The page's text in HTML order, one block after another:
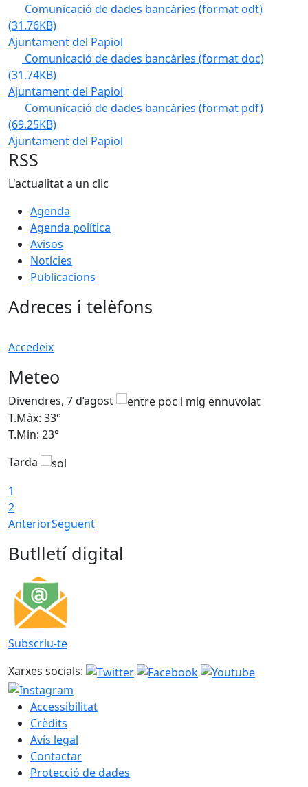
Comunicació de dades bancàries (format odt)
(31.76KB)
Ajuntament del Papiol
Comunicació de dades bancàries (format doc)
(31.74KB)
Ajuntament del Papiol
Comunicació de dades bancàries (format pdf)
(69.25KB)
Ajuntament del Papiol
RSS
L'actualitat a un clic
Agenda
Agenda política
Avisos
Notícies
Publicacions
Adreces i telèfons
Accedeix
Meteo
Divendres, 7 d’agost
T.Màx: 33°
T.Min: 23°
Tarda
1
2
AnteriorSegüent
Butlletí digital
Subscriu-te
Xarxes socials:
Accessibilitat
Crèdits
Avís legal
Contactar
Protecció de dades